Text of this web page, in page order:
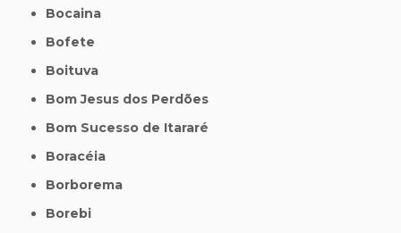
Bocaina
Bofete
Boituva
Bom Jesus dos Perdões
Bom Sucesso de Itararé
Boracéia
Borborema
Borebi